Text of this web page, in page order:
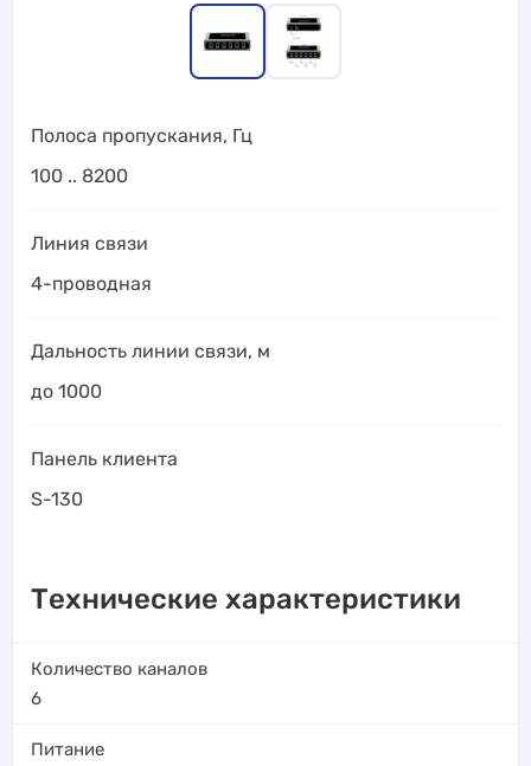
Полоса пропускания, Гц
100 .. 8200
Линия связи
4-проводная
Дальность линии связи, м
до 1000
Панель клиента
S-130
Технические характеристики
Количество каналов
6
Питание